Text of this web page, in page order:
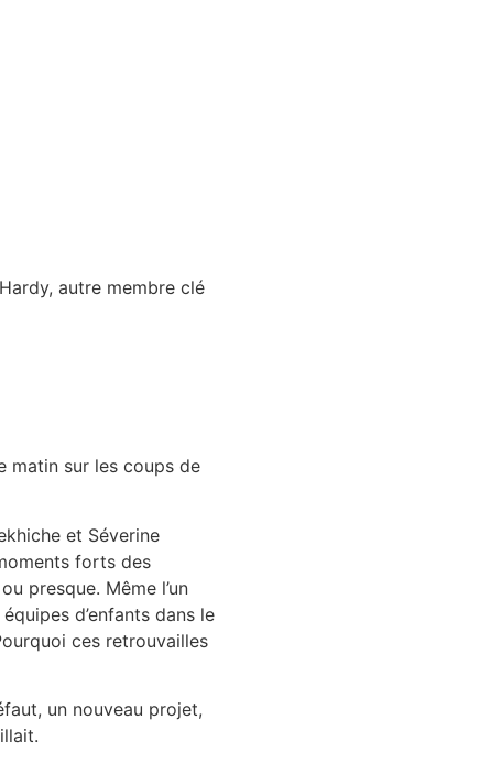
autre membre clé
matin sur les coups de
et Séverine
forts des
presque. Même l’un
d’enfants dans le
ces retrouvailles
un nouveau projet,